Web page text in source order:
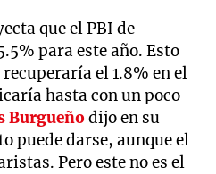
que el PBI de
para este año. Esto
el 1.8% en el
hasta con un poco
Burgueñodijo en su
puede darse, aunque el
Pero este no es el